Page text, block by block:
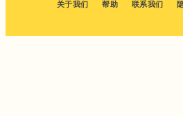
关于我们 帮助 联系我们